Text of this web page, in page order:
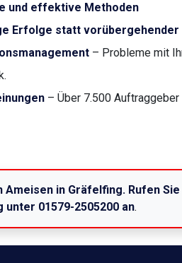
und effektive Methoden
Erfolge statt
– Probleme mit
– Über 7.500
in Gräfelfing. Rufen
01579-2505200 an.